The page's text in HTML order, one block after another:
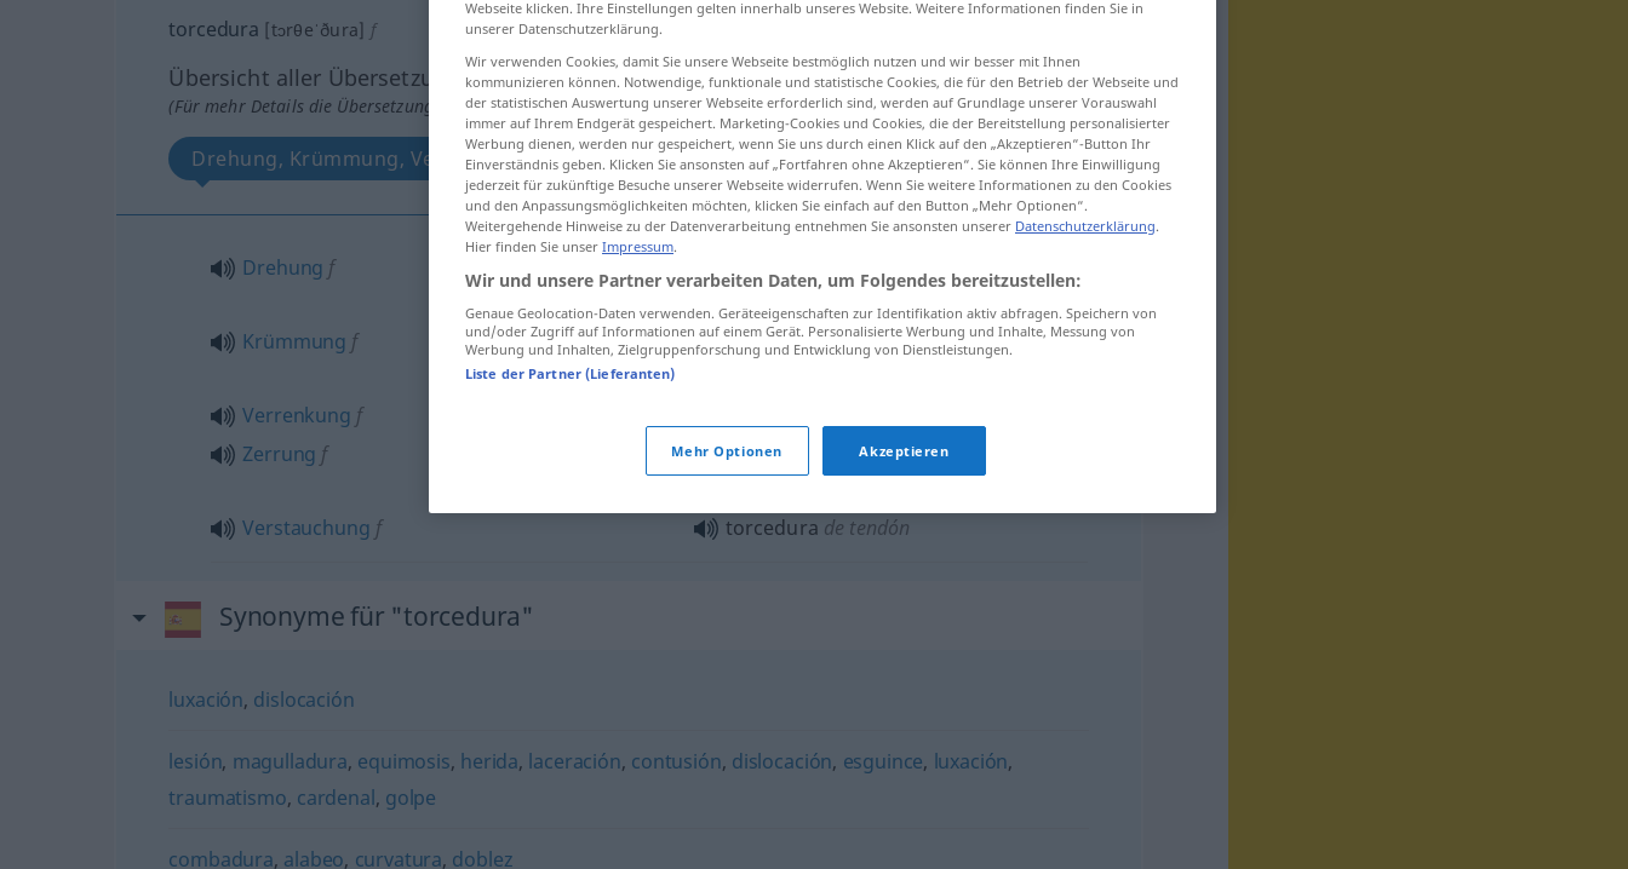
torcedura [tɔrθeˈðura] f
Übersicht aller Übersetzungen
(Für mehr Details die Übersetzung anklicken/antippen)
Drehung, Krümmung, Verrenkung, Verstauchung, Zerrung
Drehung f torcedura
Krümmung f torcedura(≈ curvatura)
Verrenkung f
Zerrung f
Verstauchung f torcedura de tendón
Synonyme für "torcedura"
luxación, dislocación
lesión, magulladura, equimosis, herida, laceración, contusión, dislocación, esguince, luxación,
traumatismo, cardenal, golpe
combadura, alabeo, curvatura, doblez
Webseite klicken. Ihre Einstellungen gelten innerhalb unseres Website. Weitere Informationen finden Sie in
unserer Datenschutzerklärung.
Wir verwenden Cookies, damit Sie unsere Webseite bestmöglich nutzen und wir besser mit Ihnen
kommunizieren können. Notwendige, funktionale und statistische Cookies, die für den Betrieb der Webseite und
der statistischen Auswertung unserer Webseite erforderlich sind, werden auf Grundlage unserer Vorauswahl
immer auf Ihrem Endgerät gespeichert. Marketing-Cookies und Cookies, die der Bereitstellung personalisierter
Werbung dienen, werden nur gespeichert, wenn Sie uns durch einen Klick auf den „Akzeptieren“-Button Ihr
Einverständnis geben. Klicken Sie ansonsten auf „Fortfahren ohne Akzeptieren“. Sie können Ihre Einwilligung
jederzeit für zukünftige Besuche unserer Webseite widerrufen. Wenn Sie weitere Informationen zu den Cookies
und den Anpassungsmöglichkeiten möchten, klicken Sie einfach auf den Button „Mehr Optionen“.
Weitergehende Hinweise zu der Datenverarbeitung entnehmen Sie ansonsten unserer Datenschutzerklärung.
Hier finden Sie unser Impressum.
Wir und unsere Partner verarbeiten Daten, um Folgendes bereitzustellen:
Genaue Geolocation-Daten verwenden. Geräteeigenschaften zur Identifikation aktiv abfragen. Speichern von
und/oder Zugriff auf Informationen auf einem Gerät. Personalisierte Werbung und Inhalte, Messung von
Werbung und Inhalten, Zielgruppenforschung und Entwicklung von Dienstleistungen.
Liste der Partner (Lieferanten)
Mehr Optionen Akzeptieren